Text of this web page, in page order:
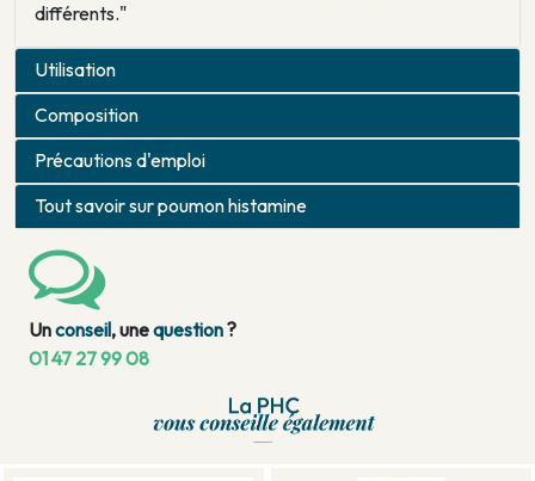
différents."
Utilisation
Composition
Précautions d'emploi
Tout savoir sur poumon histamine
Unconseil, unequestion?
01 47 27 99 08